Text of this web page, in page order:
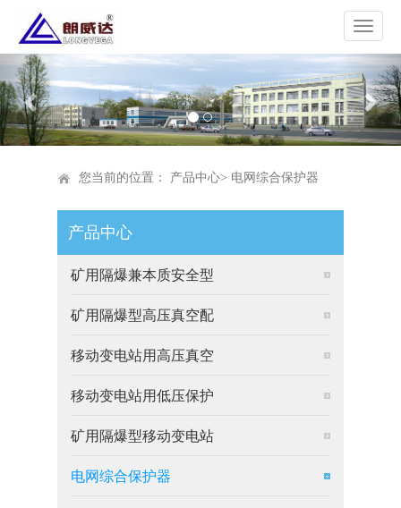
Previous
您当前的位置： 产品中心> 电网综合保护器
产品中心
矿用隔爆兼本质安全型
矿用隔爆型高压真空配
移动变电站用高压真空
移动变电站用低压保护
矿用隔爆型移动变电站
电网综合保护器